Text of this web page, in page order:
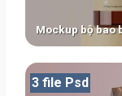
Mockup bộ bao
3 file Psd